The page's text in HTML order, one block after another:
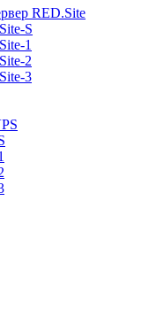
RED.Site
S
1
2
3